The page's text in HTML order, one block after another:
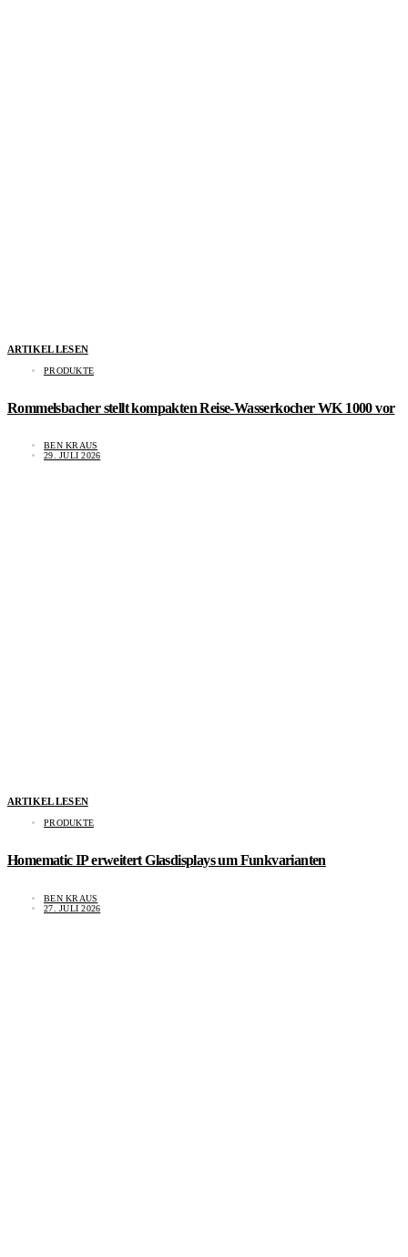
ARTIKEL LESEN
PRODUKTE
Rommelsbacher stellt kompakten Reise-Wasserkocher WK 1000 vor
BEN KRAUS
29. JULI 2026
ARTIKEL LESEN
PRODUKTE
Homematic IP erweitert Glasdisplays um Funkvarianten
BEN KRAUS
27. JULI 2026